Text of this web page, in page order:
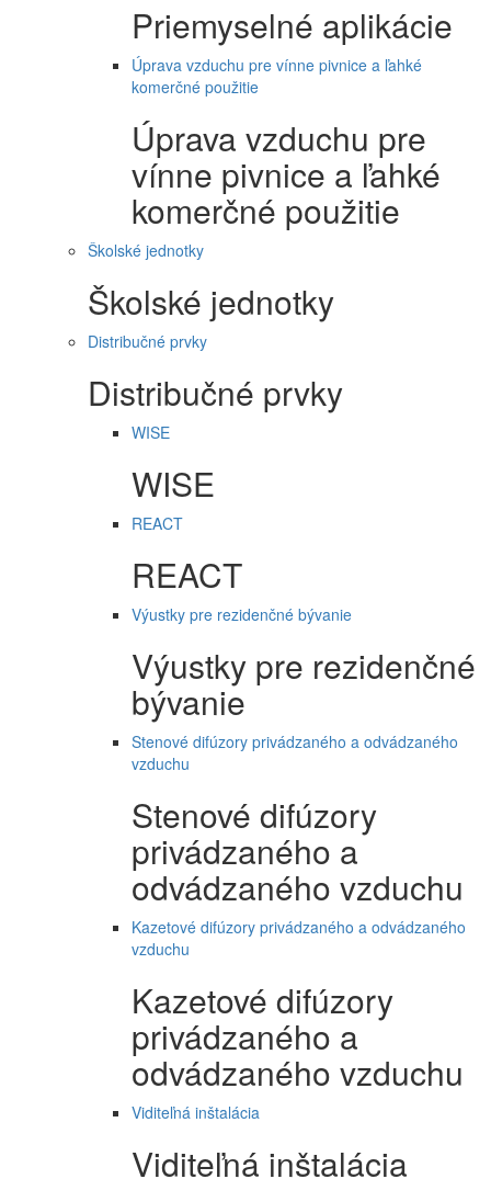
Priemyselné aplikácie
Úprava vzduchu pre vínne pivnice a ľahké
komerčné použitie
Úprava vzduchu pre
vínne pivnice a ľahké
komerčné použitie
Školské jednotky
Školské jednotky
Distribučné prvky
Distribučné prvky
WISE
WISE
REACT
REACT
Výustky pre rezidenčné bývanie
Výustky pre rezidenčné
bývanie
Stenové difúzory privádzaného a odvádzaného
vzduchu
Stenové difúzory
privádzaného a
odvádzaného vzduchu
Kazetové difúzory privádzaného a odvádzaného
vzduchu
Kazetové difúzory
privádzaného a
odvádzaného vzduchu
Viditeľná inštalácia
Viditeľná inštalácia